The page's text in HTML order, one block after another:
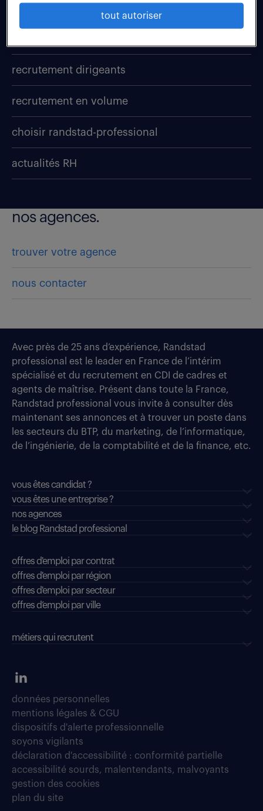
intérim
recrutement dirigeants
recrutement en volume
choisir randstad-professional
actualités RH
nos agences.
trouver votre agence
nous contacter
Avec près de 25 ans d’expérience, Randstad
professional est le leader en France de l’intérim
spécialisé et du recrutement en CDI de cadres et
agents de maîtrise. Présent dans toute la France,
Randstad professional vous invite à consulter dès
maintenant ses annonces et à trouver un poste dans
les secteurs du BTP, du marketing, de l’informatique,
de l’ingénierie, de la comptabilité et de la finance, etc.
vous êtes candidat ?
vous êtes une entreprise ?
nos agences
le blog Randstad professional
offres d'emploi par contrat
offres d'emploi par région
offres d'emploi par secteur
offres d’emploi par ville
métiers qui recrutent
données personnelles
mentions légales & CGU
dispositifs d'alerte professionnelle
soyons vigilants
déclaration d'accessibilité : conformité partielle
accessibilité sourds, malentendants, malvoyants
gestion des cookies
plan du site
tout autoriser